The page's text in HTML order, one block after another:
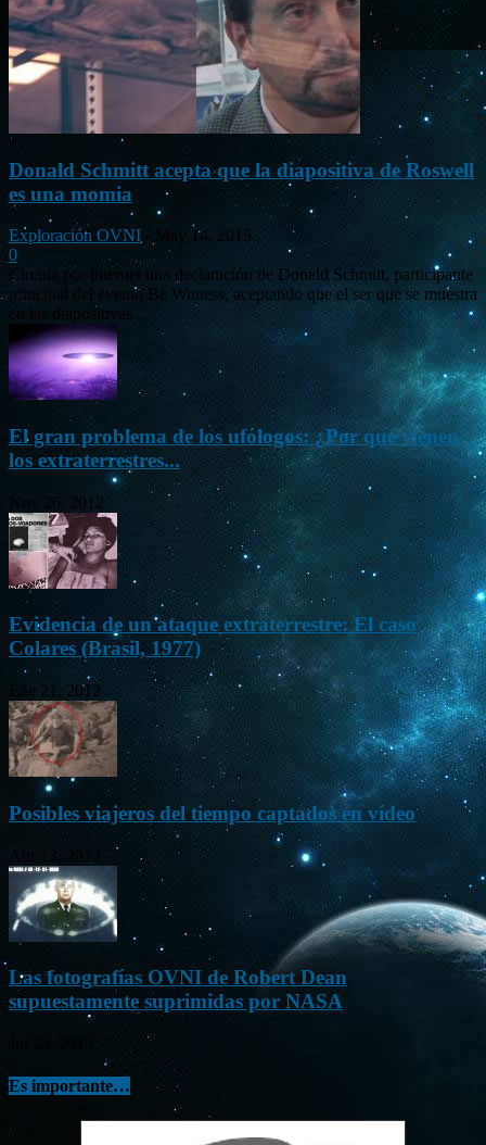
Donald Schmitt acepta que la diapositiva de Roswell
es una momia
Exploración OVNI
May 14, 2015
0
Circula por internet una declaración de Donald Schmitt, participante
principal del evento Be Witness, aceptando que el ser que se muestra
en las diapositivas...
El gran problema de los ufólogos: ¿Por qué vienen
los extraterrestres...
Nov 26, 2012
Evidencia de un ataque extraterrestre: El caso
Colares (Brasil, 1977)
Ene 21, 2012
Posibles viajeros del tiempo captados en vídeo
Abr 13, 2013
Las fotografías OVNI de Robert Dean
supuestamente suprimidas por NASA
Es importante…